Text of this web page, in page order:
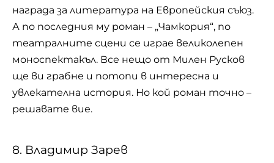
награда за литература на Европейския съюз.
А по последния му роман – „Чамкория“, по
театралните сцени се играе великолепен
моноспектакъл. Все нещо от Милен Русков
ще ви грабне и потопи в интересна и
увлекателна история. Но кой роман точно –
решавате вие.
8. Владимир Зарев